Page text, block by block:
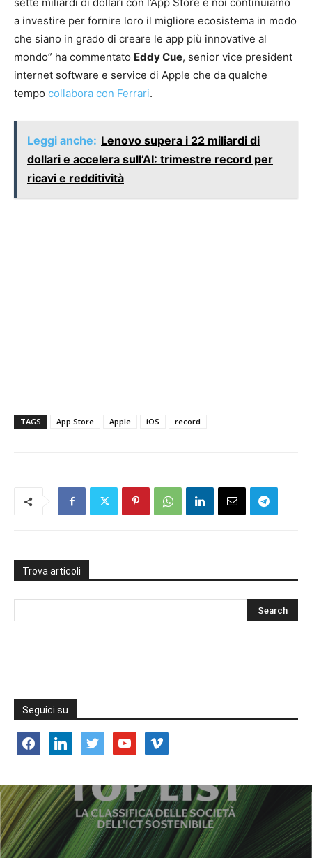
a investire per fornire loro il migliore ecosistema in modo
che siano in grado di creare le app più innovative al
mondo” ha commentato Eddy Cue, senior vice president
internet software e service di Apple che da qualche
tempo collabora con Ferrari.
Leggi anche: Lenovo supera i 22 miliardi di
dollari e accelera sull’AI: trimestre record per
ricavi e redditività
TAGS App Store Apple iOS record
Trova articoli
Seguici su
facebooklinkedin twitter youtube vimeo